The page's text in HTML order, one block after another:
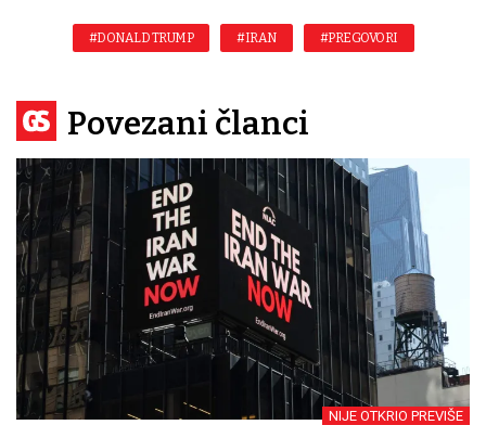
#DONALD TRUMP #IRAN #PREGOVORI
Povezani članci
NIJE OTKRIO PREVIŠE